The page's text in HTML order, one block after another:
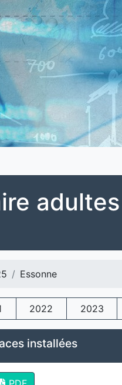
adultes
Essonne
2022 2023
installées